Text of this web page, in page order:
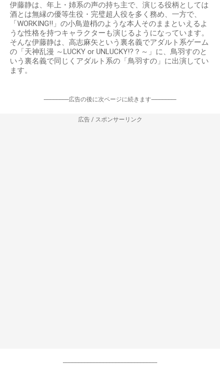
伊藤静は、年上・姉系の声の持ち主で、演じる役柄としては
酒とは無縁の優等生役・完璧超人役を多く務め、一方で、
「WORKING!!」の小鳥遊梢のような本人そのままといえるよ
うな性格を持つキャラクターも演じるようになっています。
そんな伊藤静は、高志麻矢という裏名義でアダルト系ゲーム
の「天神乱漫 ～LUCKY or UNLUCKY!?？～」に、鳥羽すのと
いう裏名義で同じくアダルト系の「鳥羽すの」に出演してい
ます。
-----------------広告の後に次ページに続きます-----------------
広告 / スポンサーリンク
----------------------------------------------------------------